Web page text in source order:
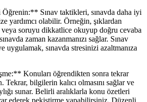
Sınav taktikleri, sınavda daha iyi
yardımcı olabilir. Örneğin, şıklardan
soruyu dikkatlice okuyup doğru cevaba
zaman kazanmanızı sağlar. Sınav
uygulamak, sınavda stresinizi azaltmanıza
Konuları öğrendikten sonra tekrar
Tekrar, bilgilerin kalıcı olmasını sağlar ve
sunar. Belirli aralıklarla konu özetleri
ederek pekiştirme yapabilirsiniz. Düzenli